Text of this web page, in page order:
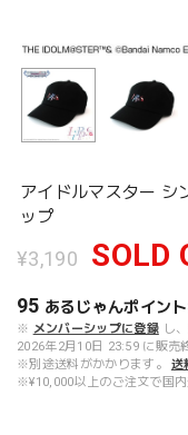
アイドルマスター シ
ップ
¥3,190 SOLD
95 あるじゃんポイント
※ メンバーシップに登録 し
2026年2月10日 23:59 に販売
※別途送料がかかります。
送
※¥10,000以上のご注文で国内